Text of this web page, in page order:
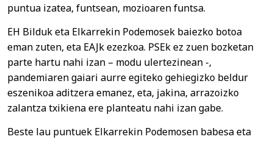
puntua izatea, funtsean, mozioaren funtsa.
EH Bilduk eta Elkarrekin Podemosek baiezko botoa
eman zuten, eta EAJk ezezkoa. PSEk ez zuen bozketan
parte hartu nahi izan – modu ulertezinean -,
pandemiaren gaiari aurre egiteko gehiegizko beldur
eszenikoa aditzera emanez, eta, jakina, arrazoizko
zalantza txikiena ere planteatu nahi izan gabe.
Beste lau puntuek Elkarrekin Podemosen babesa eta